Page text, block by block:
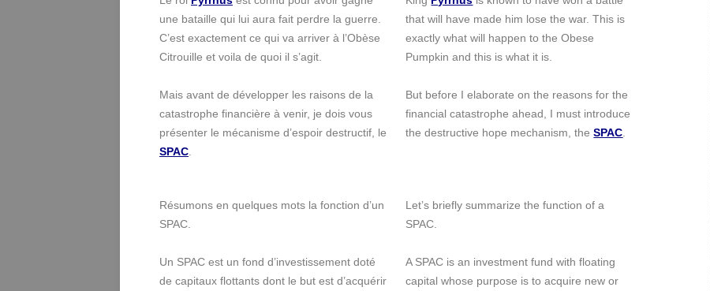
une bataille qui lui aura fait perdre la guerre.
C’est exactement ce qui va arriver à l’Obèse
Citrouille et voila de quoi il s’agit.
Mais avant de développer les raisons de la
catastrophe financière à venir, je dois vous
présenter le mécanisme d’espoir destructif, le
SPAC
that will have made him lose the war. This is
exactly what will happen to the Obese
Pumpkin and this is what it is.
But before I elaborate on the reasons for the
financial catastrophe ahead, I must introduce
the destructive hope mechanism, theSPAC
Résumons en quelques mots la fonction d’un
SPAC.
Un SPAC est un fond d’investissement doté
de capitaux flottants dont le but est d’acquérir
Let’s briefly summarize the function of a
SPAC.
A SPAC is an investment fund with floating
capital whose purpose is to acquire new or